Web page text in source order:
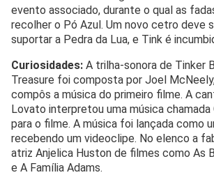
evento associado, durante o qual as
recolher o Pó Azul. Um novo cetro deve
suportar a Pedra da Lua, e Tink é
Curiosidades: A trilha-sonora de Tinker
Treasure foi composta por Joel
compôs a música do primeiro filme. A
Lovato interpretou uma música
para o filme. A música foi lançada como
recebendo um videoclipe. No elenco a
atriz Anjelica Huston de filmes como As
e A Família Adams.